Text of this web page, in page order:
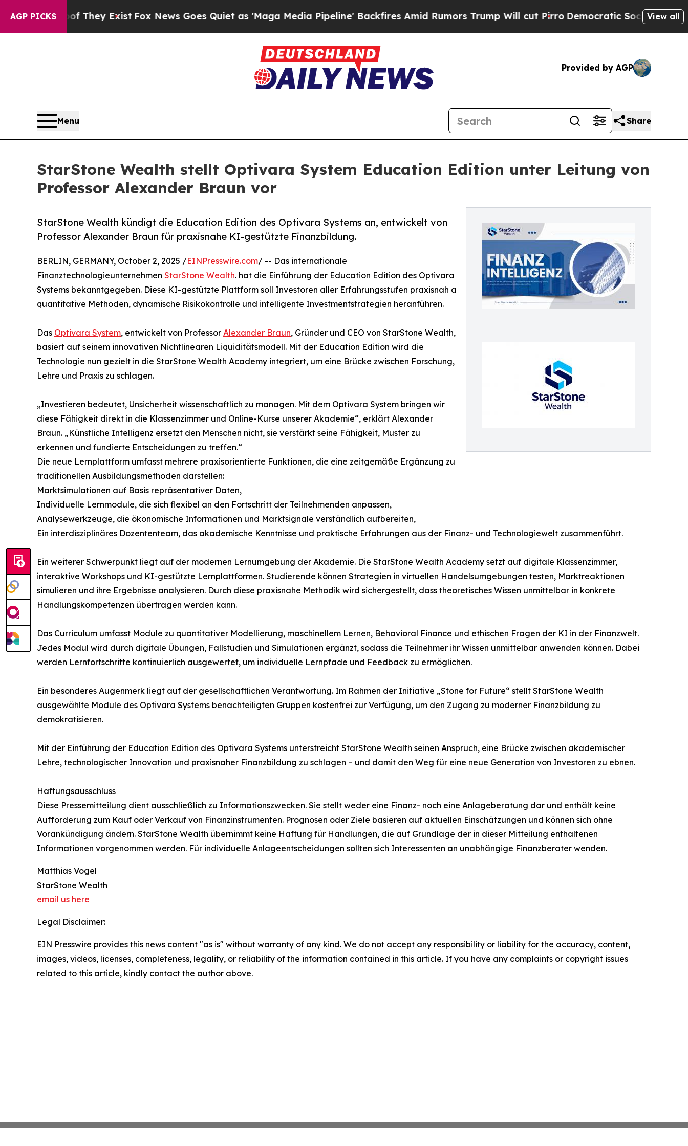
AGP PICKS
Proof They ExistFox News Goes Quiet as 'Maga Media Pipeline' Backfires Amid Rumors Trump Will cut PirroDemocratic Socialists of View all
Provided by AGP
Menu Share
StarStone Wealth stellt Optivara System Education Edition unter Leitung von
Professor Alexander Braun vor
StarStone Wealth kündigt die Education Edition des Optivara Systems an, entwickelt von
Professor Alexander Braun für praxisnahe KI-gestützte Finanzbildung.
BERLIN, GERMANY, October 2, 2025 /EINPresswire.com/ -- Das internationale
Finanztechnologieunternehmen StarStone Wealth. hat die Einführung der Education Edition des Optivara
Systems bekanntgegeben. Diese KI-gestützte Plattform soll Investoren aller Erfahrungsstufen praxisnah a
quantitative Methoden, dynamische Risikokontrolle und intelligente Investmentstrategien heranführen.
Das Optivara System, entwickelt von Professor Alexander Braun, Gründer und CEO von StarStone Wealth,
basiert auf seinem innovativen Nichtlinearen Liquiditätsmodell. Mit der Education Edition wird die
Technologie nun gezielt in die StarStone Wealth Academy integriert, um eine Brücke zwischen Forschung,
Lehre und Praxis zu schlagen.
„Investieren bedeutet, Unsicherheit wissenschaftlich zu managen. Mit dem Optivara System bringen wir
diese Fähigkeit direkt in die Klassenzimmer und Online-Kurse unserer Akademie“, erklärt Alexander
Braun. „Künstliche Intelligenz ersetzt den Menschen nicht, sie verstärkt seine Fähigkeit, Muster zu
erkennen und fundierte Entscheidungen zu treffen.“
Die neue Lernplattform umfasst mehrere praxisorientierte Funktionen, die eine zeitgemäße Ergänzung zu
traditionellen Ausbildungsmethoden darstellen:
Marktsimulationen auf Basis repräsentativer Daten,
Individuelle Lernmodule, die sich flexibel an den Fortschritt der Teilnehmenden anpassen,
Analysewerkzeuge, die ökonomische Informationen und Marktsignale verständlich aufbereiten,
Ein interdisziplinäres Dozententeam, das akademische Kenntnisse und praktische Erfahrungen aus der Finanz- und Technologiewelt zusammenführt.
Ein weiterer Schwerpunkt liegt auf der modernen Lernumgebung der Akademie. Die StarStone Wealth Academy setzt auf digitale Klassenzimmer,
interaktive Workshops und KI-gestützte Lernplattformen. Studierende können Strategien in virtuellen Handelsumgebungen testen, Marktreaktionen
simulieren und ihre Ergebnisse analysieren. Durch diese praxisnahe Methodik wird sichergestellt, dass theoretisches Wissen unmittelbar in konkrete
Handlungskompetenzen übertragen werden kann.
Das Curriculum umfasst Module zu quantitativer Modellierung, maschinellem Lernen, Behavioral Finance und ethischen Fragen der KI in der Finanzwelt.
Jedes Modul wird durch digitale Übungen, Fallstudien und Simulationen ergänzt, sodass die Teilnehmer ihr Wissen unmittelbar anwenden können. Dabei
werden Lernfortschritte kontinuierlich ausgewertet, um individuelle Lernpfade und Feedback zu ermöglichen.
Ein besonderes Augenmerk liegt auf der gesellschaftlichen Verantwortung. Im Rahmen der Initiative „Stone for Future“ stellt StarStone Wealth
ausgewählte Module des Optivara Systems benachteiligten Gruppen kostenfrei zur Verfügung, um den Zugang zu moderner Finanzbildung zu
demokratisieren.
Mit der Einführung der Education Edition des Optivara Systems unterstreicht StarStone Wealth seinen Anspruch, eine Brücke zwischen akademischer
Lehre, technologischer Innovation und praxisnaher Finanzbildung zu schlagen – und damit den Weg für eine neue Generation von Investoren zu ebnen.
Haftungsausschluss
Diese Pressemitteilung dient ausschließlich zu Informationszwecken. Sie stellt weder eine Finanz- noch eine Anlageberatung dar und enthält keine
Aufforderung zum Kauf oder Verkauf von Finanzinstrumenten. Prognosen oder Ziele basieren auf aktuellen Einschätzungen und können sich ohne
Vorankündigung ändern. StarStone Wealth übernimmt keine Haftung für Handlungen, die auf Grundlage der in dieser Mitteilung enthaltenen
Informationen vorgenommen werden. Für individuelle Anlageentscheidungen sollten sich Interessenten an unabhängige Finanzberater wenden.
Matthias Vogel
StarStone Wealth
email us here
Legal Disclaimer:
EIN Presswire provides this news content "as is" without warranty of any kind. We do not accept any responsibility or liability for the accuracy, content,
images, videos, licenses, completeness, legality, or reliability of the information contained in this article. If you have any complaints or copyright issues
related to this article, kindly contact the author above.